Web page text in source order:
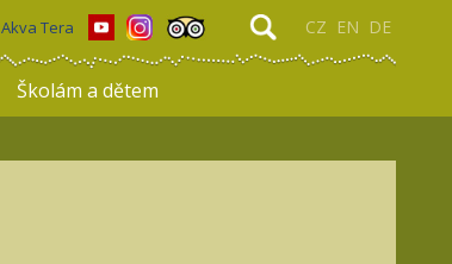
CZ EN DE
Akva Tera
Školám a dětem